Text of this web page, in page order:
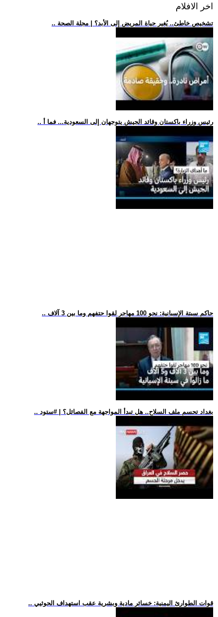
اخر الافلام
.. تشخيص خاطئ.. يُغير حياة المريض إلى الأبد؟ | مجلة الصحة
.. رئيس وزراء باكستان وقائد الجيش يتوجهان إلى السعودية... فما أ
.. حاكم سبتة الإسبانية: نحو 100 مهاجر لقوا حتفهم وما بين 3 آلاف
.. بغداد تحسم ملف السلاح.. هل تبدأ المواجهة مع الفصائل؟ | #ستود
.. قوات الطوارئ اليمنية: خسائر مادية وبشرية عقب استهداف الحوثيي